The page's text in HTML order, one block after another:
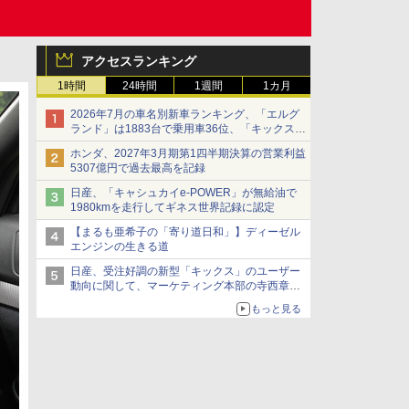
アクセスランキング
1時間 24時間 1週間 1カ月
2026年7月の車名別新車ランキング、「エルグ
ランド」は1883台で乗用車36位、「キックス」
は2591台で27位に
ホンダ、2027年3月期第1四半期決算の営業利益
5307億円で過去最高を記録
日産、「キャシュカイe-POWER」が無給油で
1980kmを走行してギネス世界記録に認定
【まるも亜希子の「寄り道日和」】ディーゼル
エンジンの生きる道
日産、受注好調の新型「キックス」のユーザー
動向に関して、マーケティング本部の寺西章氏
もっと見る